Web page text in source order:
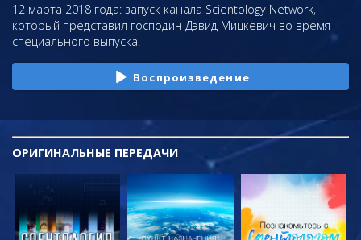
12 марта 2018 года: запуск канала Scientology Network,
который представил господин Дэвид Мицкевич во время
специального выпуска.
Воспроизведение
ОРИГИНАЛЬНЫЕ ПЕРЕДАЧИ